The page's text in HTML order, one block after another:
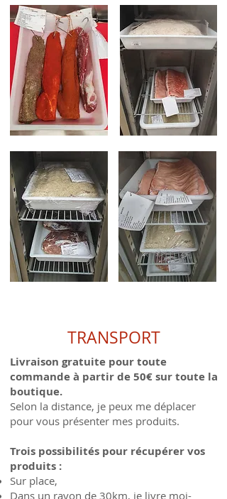
TRANSPORT
Livraison gratuite pour toute
commande à partir de 50€ sur toute la
boutique.
Selon la distance, je peux me déplacer
pour vous présenter mes produits.
Trois possibilités pour récupérer vos
produits :
Sur place,
Dans un rayon de 30km, je livre moi-